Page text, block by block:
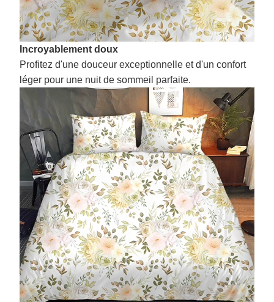
Incroyablement doux
Profitez d'une douceur exceptionnelle et d'un confort
léger pour une nuit de sommeil parfaite.